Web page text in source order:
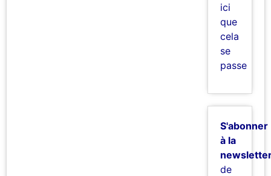
ici
que
cela
se
passe
S'abonner
à la
de